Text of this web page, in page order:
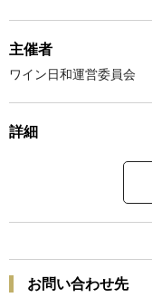
主催者
ワイン日和運営委員会
詳細
お問い合わせ先